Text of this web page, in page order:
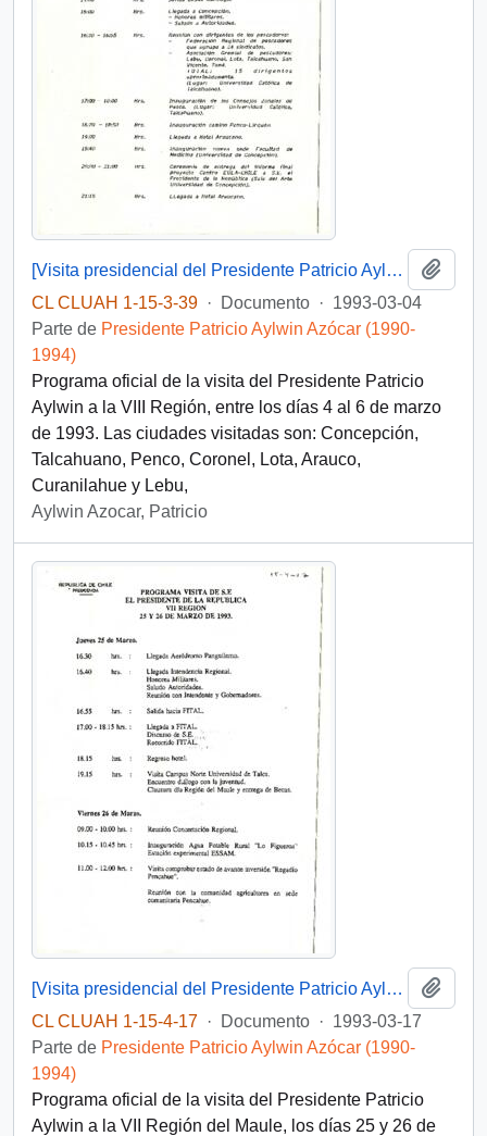
[Visita presidencial del Presidente Patricio Aylwin a la VIII Región]
CL CLUAH 1-15-3-39 · Documento · 1993-03-04
Parte de Presidente Patricio Aylwin Azócar (1990-
1994)
Programa oficial de la visita del Presidente Patricio
Aylwin a la VIII Región, entre los días 4 al 6 de marzo
de 1993. Las ciudades visitadas son: Concepción,
Talcahuano, Penco, Coronel, Lota, Arauco,
Curanilahue y Lebu,
Aylwin Azocar, Patricio
[Visita presidencial del Presidente Patricio Aylwin a la VII Región]
CL CLUAH 1-15-4-17 · Documento · 1993-03-17
Parte de Presidente Patricio Aylwin Azócar (1990-
1994)
Programa oficial de la visita del Presidente Patricio
Aylwin a la VII Región del Maule, los días 25 y 26 de